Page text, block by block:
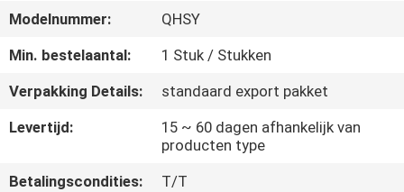
OVER
ONS
FABRIEKSTOCHT
KWALITEITSCONTROLE
Modelnummer:
QHSY
Min. bestelaantal:
1 Stuk / Stukken
Verpakking Details:
standaard export pakket
Levertijd:
15 ~ 60 dagen afhankelijk van
producten type
Betalingscondities:
T/T